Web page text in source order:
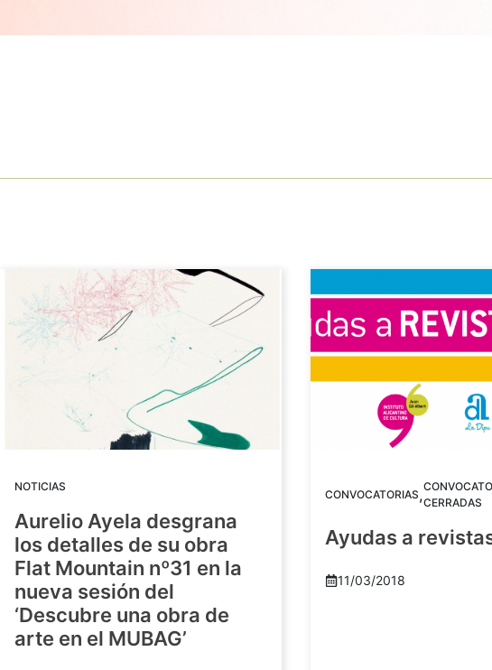
NOTICIAS
Aurelio Ayela desgrana
los detalles de su obra
Flat Mountain nº31 en la
nueva sesión del
‘Descubre una obra de
arte en el MUBAG’
CONVOCATORIAS,CERRADAS
Ayudas a
11/03/2018